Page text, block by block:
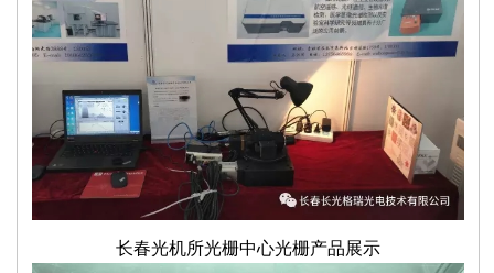
长春光机所光栅中心光栅产品展示